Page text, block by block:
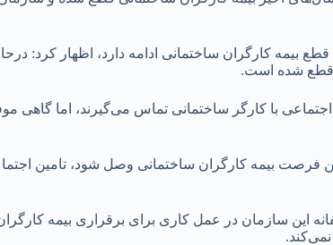
قطع بیمه کارگران ساختمانی ادامه دارد، اظهار
قطع شده است.
اجتماعی با کارگر ساختمانی تماس می‌گیرند، اما
فرصت بیمه کارگران ساختمانی وصل شود، تامین
این سازمان در عمل کاری برای برقراری بیمه